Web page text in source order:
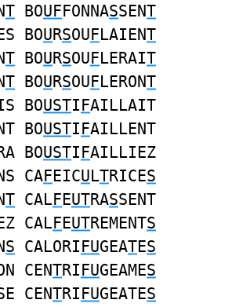
T BOUFFONNASSENT
BOURSOUFLAIENT
T BOURSOUFLERAIT
T BOURSOUFLERONT
BOUSTIFAILLAIT
BOUSTIFAILLENT
BOUSTIFAILLIEZ
CAFEICULTRICES
T CALFEUTRASSENT
CALFEUTREMENTS
S CALORIFUGEATES
CENTRIFUGEAMES
CENTRIFUGEATES